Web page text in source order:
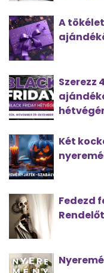
A
Szerezz
Két
Fedezd